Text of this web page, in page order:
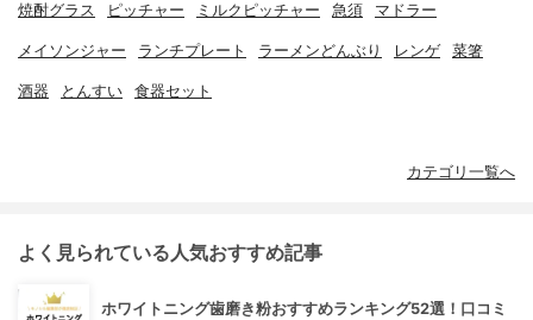
焼酎グラス ピッチャー ミルクピッチャー 急須 マドラー
メイソンジャー ランチプレート ラーメンどんぶり レンゲ 菜箸
酒器 とんすい 食器セット
カテゴリ一覧へ
よく見られている人気おすすめ記事
ホワイトニング歯磨き粉おすすめランキング52選！口コミ